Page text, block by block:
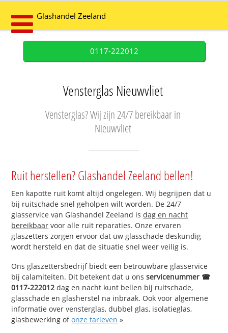
Glashandel Zeeland
0117-222012
Vensterglas Nieuwvliet
Vensterglas? Wij zijn 24/7 bereikbaar in
Nieuwvliet
Ruit herstellen? Glashandel Zeeland bellen!
Een kapotte ruit komt altijd ongelegen. Wij begrijpen dat u
bij ruitschade snel geholpen wilt worden. De 24/7
glasservice van Glashandel Zeeland isdag en nacht
bereikbaar voor alle ruit reparaties. Onze ervaren
glaszetters zorgen ervoor dat uw glasschade deskundig
wordt hersteld en dat de situatie snel weer veilig is.
Ons glaszettersbedrijf biedt een betrouwbare glasservice
bij calamiteiten. Dit betekent dat u onsservicenummer ☎
0117-222012 dag en nacht kunt bellen bij ruitschade,
glasschade en glasherstel na inbraak. Ook voor algemene
informatie over vensterglas, dubbel glas, isolatieglas,
glasbewerking ofonze tarieven »